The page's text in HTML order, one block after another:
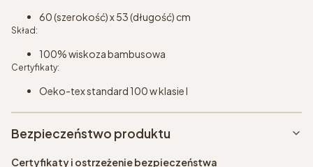
60 (szerokość) x 53 (długość) cm
Skład:
100% wiskoza bambusowa
Certyfikaty:
Oeko-tex standard 100 w klasie I
Bezpieczeństwo produktu
Certyfikaty i ostrzeżenie bezpieczeństwa